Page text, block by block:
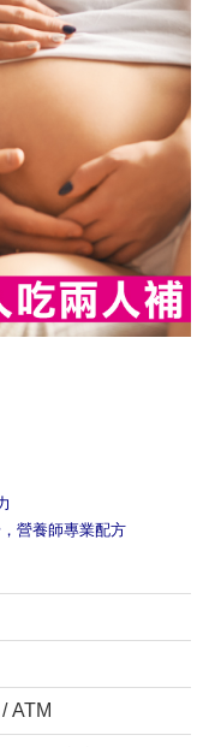
營養師專業配方
ATM